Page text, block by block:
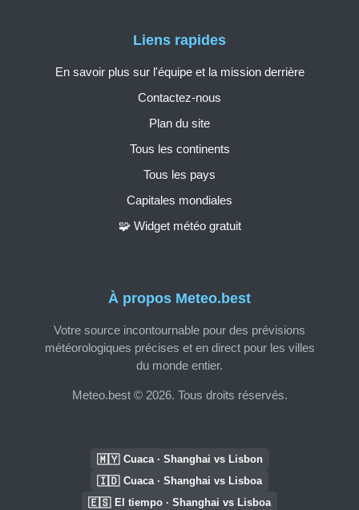
À propos Meteo.best
Votre source incontournable pour des prévisions
météorologiques précises et en direct pour les villes
du monde entier.
Meteo.best © 2026. Tous droits réservés.
Liens rapides
En savoir plus sur l'équipe et la mission derrière
Contactez-nous
Plan du site
Tous les continents
Tous les pays
Capitales mondiales
🧩 Widget météo gratuit
🇲🇾 Cuaca · Shanghai vs Lisbon
🇮🇩 Cuaca · Shanghai vs Lisboa
🇪🇸 El tiempo · Shanghai vs Lisboa